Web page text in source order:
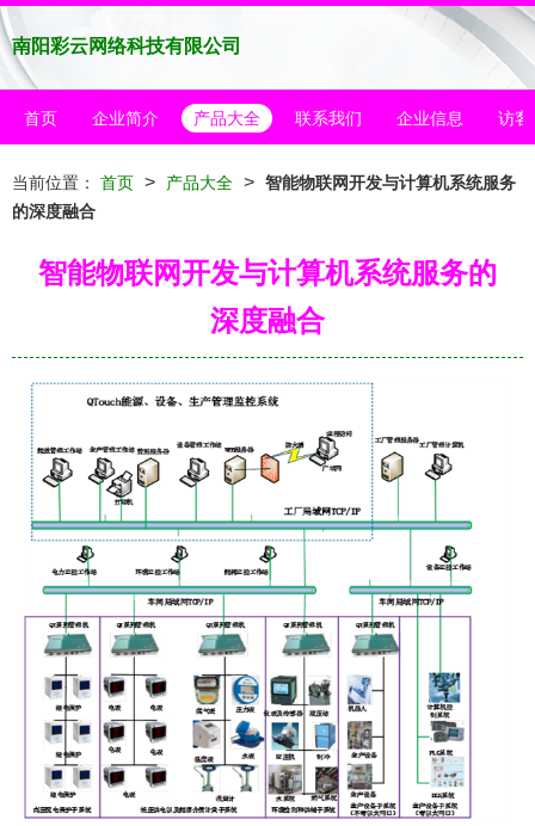
南阳彩云网络科技有限公司
首页 企业简介 产品大全 联系我们 企业信息 访客
当前位置： 首页 > 产品大全 > 智能物联网开发与计算机系统服务
的深度融合
智能物联网开发与计算机系统服务的
深度融合